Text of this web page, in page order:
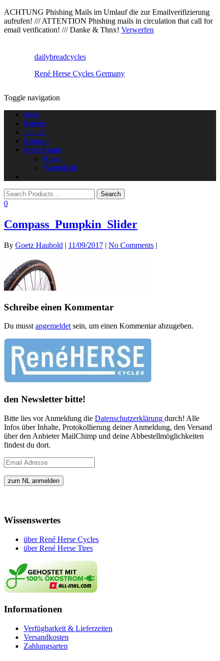
ACHTUNG Phishing Mails im Umlauf die zur Emailverifizierung
aufrufen! /// ATTENTION Phishing mails in circulation that call for
email verification! /// Danke & Thnx! Verwerfen
dailybreadcycles
René Herse Cycles Germany
Toggle navigation
Store
Partner
Journal
Kontakt
Mein Konto
Kasse
Warenkorb
0
Compass_Pumpkin_Slider
By Goetz Haubold | 11/09/2017 | No Comments |
Schreibe einen Kommentar
Du musst angemeldet sein, um einen Kommentar abzugeben.
den Newsletter bitte!
Bitte lies vor Anmeldung die Datenschutzerklärung durch! Alle
Infos über Inhalte, Protokollierung deiner Anmeldung, den Versand
über den Anbieter MailChimp und deine Abbestellmöglichkeiten
findest du dort.
Wissenswertes
über René Herse Cycles
über René Herse Tires
Informationen
Verfügbarkeit & Lieferzeiten
Versandkosten
Zahlungsarten